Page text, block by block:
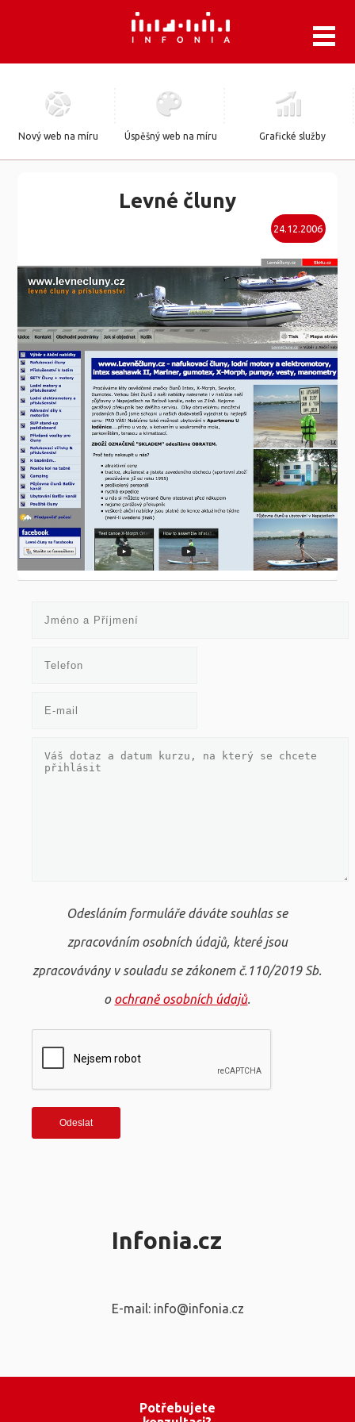
Levné čluny
24.12.2006
Odesláním formuláře dáváte souhlas se
zpracováním osobních údajů, které jsou
zpracovávány v souladu se zákonem č.110/2019 Sb.
o ochraně osobních údajů.
Infonia.cz
E-mail: info@infonia.cz
Nový web na míru Úspěšný web na míru Grafické služby
Potřebujete